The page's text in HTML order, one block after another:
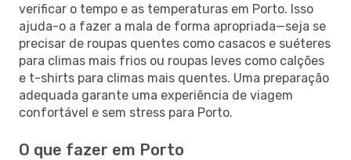
verificar o tempo e as temperaturas em Porto. Isso
ajuda-o a fazer a mala de forma apropriada—seja se
precisar de roupas quentes como casacos e suéteres
para climas mais frios ou roupas leves como calções
e t-shirts para climas mais quentes. Uma preparação
adequada garante uma experiência de viagem
confortável e sem stress para Porto.
O que fazer em Porto